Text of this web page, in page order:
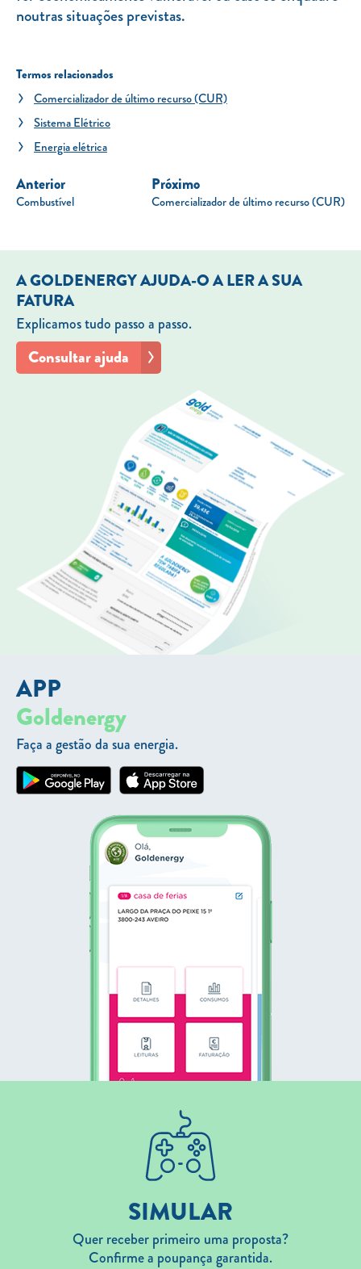
noutras situações previstas.
Termos relacionados
Comercializador de último recurso (CUR)
Sistema Elétrico
Energia elétrica
Anterior
Combustível
Próximo
Comercializador de último recurso (CUR)
A GOLDENERGY AJUDA-O A LER A SUA
FATURA
Explicamos tudo passo a passo.
Consultar ajuda
APP
Goldenergy
Faça a gestão da sua energia.
SIMULAR
Quer receber primeiro uma proposta?
Confirme a poupança garantida.